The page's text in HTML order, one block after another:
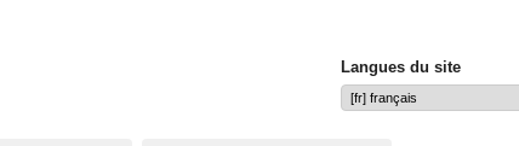
Langues du site